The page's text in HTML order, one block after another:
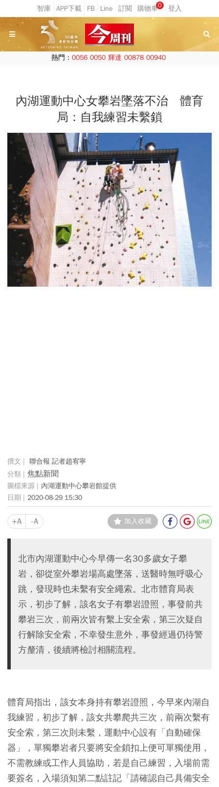
0
熱門： 0056 0050 輝達 00878 00940
內湖運動中心女攀岩墜落不治 體育
局：自我練習未繫鎖
聯合報 記者趙宥寧
焦點新聞
內湖運動中心攀岩館提供
2020-08-29 15:30
+A -A 加入收藏
北市內湖運動中心今早傳一名30多歲女子攀
岩，卻從室外攀岩場高處墜落，送醫時無呼吸心
跳，發現時也未繫有安全繩索。北市體育局表
示，初步了解，該名女子有攀岩證照，事發前共
攀岩三次，前兩次皆有繫上安全索，第三次疑自
行解除安全索，不幸發生意外，事發經過仍待警
方釐清，後續將檢討相關流程。
體育局指出，該女本身持有攀岩證照，今早來內湖自
我練習，初步了解，該女共攀爬共三次，前兩次繫有
安全索，第三次則未繫，運動中心設有「自動確保
器」，單獨攀岩者只要將安全鎖扣上便可單獨使用，
不需教練或工作人員協助，若是自己練習，入場前需
要簽名，入場須知第二點註記「請確認自己具備安全